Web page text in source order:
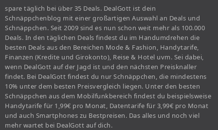
spare täglich bei über 35 Deals. DealGott ist dein
Schnäppchenblog mit einer großartigen Auswahl an Deals und
Schnäppchen. Seit 2009 sind es nun schon weit mehr als 100.000
Deals. In den täglichen Deals findest du im Handumdrehen die
besten Deals aus den Bereichen Mode & Fashion, Handytarife,
Finanzen (Kredite und Girokonto), Reise & Hotel uvm. Sei dabei,
wenn DealGott auf der Jagd ist und den nächsten Preisknaller
findet. Bei DealGott findest du nur Schnäppchen, die mindestens
10% unter dem besten Preisvergleich liegen. Unter den besten
Schnäppchen aus dem Mobilfunkbereich findest du beispielsweise
Handytarife für 1,99€ pro Monat, Datentarife für 3,99€ pro Monat
und auch Smartphones zu Bestpreisen. Das alles und noch viel
mehr wartet bei DealGott auf dich.